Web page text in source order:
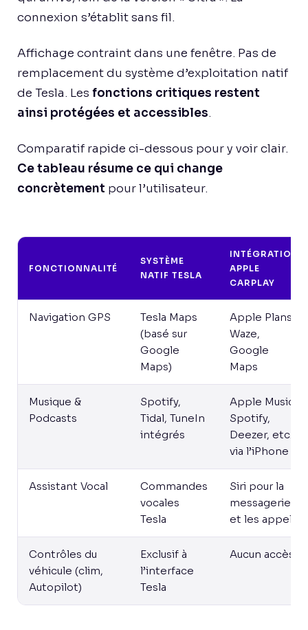
connexion s’établit sans fil.
Affichage contraint dans une fenêtre. Pas de
remplacement du système d’exploitation natif
de Tesla. Les fonctions critiques restent
ainsi protégées et accessibles.
Comparatif rapide ci-dessous pour y voir clair.
Ce tableau résume ce qui change
concrètement pour l’utilisateur.
FONCTIONNALITÉ
SYSTÈME
NATIF TESLA
INTÉGRATION
APPLE
CARPLAY
Navigation GPS
Tesla Maps
(basé sur
Google
Maps)
Apple Plans,
Waze,
Google
Maps
Musique &
Podcasts
Spotify,
Tidal, TuneIn
intégrés
Apple Music,
Spotify,
Deezer, etc.
via l’iPhone
Assistant Vocal
Commandes
vocales
Tesla
Siri pour la
messagerie
et les appels
Contrôles du
véhicule (clim,
Autopilot)
Exclusif à
l’interface
Tesla
Aucun accès